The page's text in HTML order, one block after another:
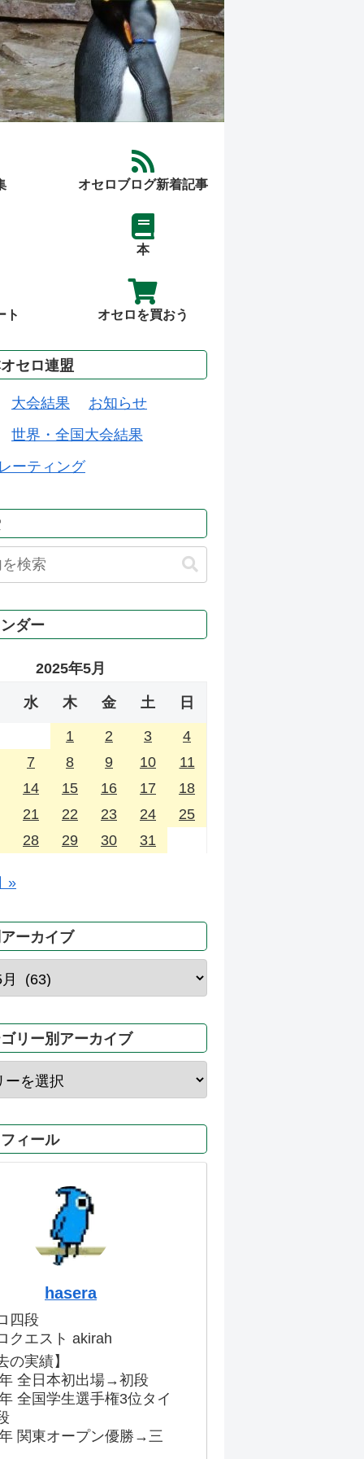
オセロブログ新着記事
本
ト オセロを買おう
セロ連盟
大会結果
お知らせ
世界・全国大会結果
ーティング
ダー
2025年5月
水 木 金 土 日
1 2 3
4
7
8 9 10
11
14
15 16 17
18
21
22 23 24
25
28
29 30 31
»
ーカイブ
リー別アーカイブ
ィール
hasera
四段
クエスト akirah
の実績】
全日本初出場→初段
全国学生選手権3位タイ
関東オープン優勝→三